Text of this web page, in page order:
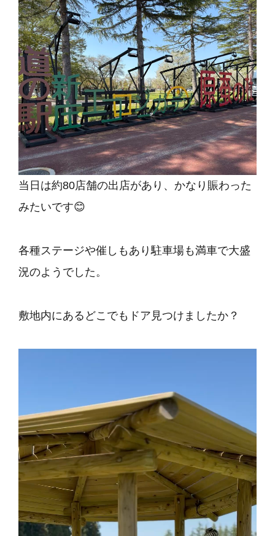
当日は約80店舗の出店があり、かなり賑わった
みたいです😊
各種ステージや催しもあり駐車場も満車で大盛
況のようでした。
敷地内にあるどこでもドア見つけましたか？